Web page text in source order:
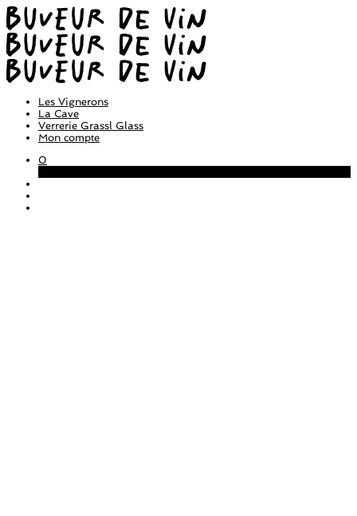
Les Vignerons
La Cave
Verrerie Grassl Glass
Mon compte
0